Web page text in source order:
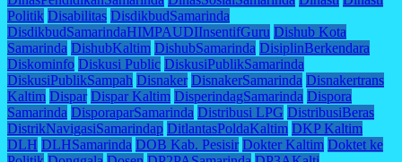
Politik Disabilitas DisdikbudSamarinda
DisdikbudSamarindaHIMPAUDIInsentifGuru Dishub Kota
Samarinda DishubKaltim DishubSamarinda DisiplinBerkendara
Diskominfo Diskusi Public DiskusiPublikSamarinda
DiskusiPublikSampah Disnaker DisnakerSamarinda Disnakertrans
Kaltim Dispar Dispar Kaltim DisperindagSamarinda Dispora
Samarinda DisporaparSamarinda Distribusi LPG DistribusiBeras
DistrikNavigasiSamarindap DitlantasPoldaKaltim DKP Kaltim
DLH DLHSamarinda DOB Kab. Pesisir Dokter Kaltim Doktet ke